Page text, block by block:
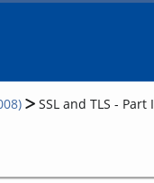
SSL and TLS - Part I